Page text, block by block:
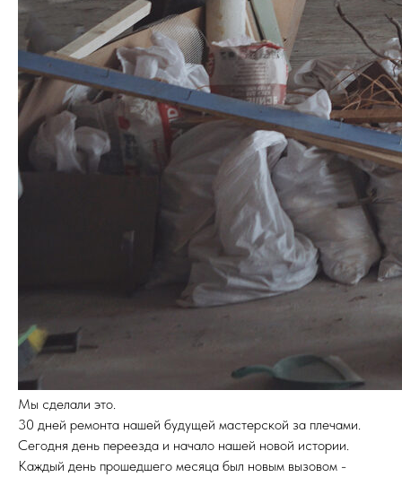
Мы сделали это.
30 дней ремонта нашей будущей мастерской за плечами.
Сегодня день переезда и начало нашей новой истории.
Каждый день прошедшего месяца был новым вызовом -